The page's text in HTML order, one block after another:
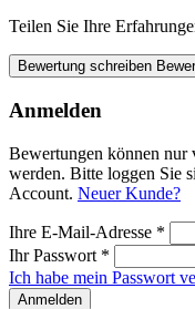
Teilen Sie Ihre
Bewertung schreiben
Anmelden
Bewertungen können nur
werden. Bitte loggen Sie
Account. Neuer Kunde?
Ihre E-Mail-Adresse *
Ihr Passwort *
Ich habe mein Passwort
Anmelden